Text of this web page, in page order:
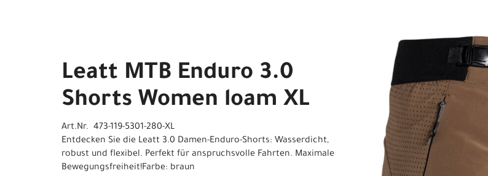
Leatt MTB Enduro 3.0
Shorts Women loam XL
Art.Nr. 473-119-5301-280-XL
Entdecken Sie die Leatt 3.0 Damen-Enduro-Shorts: Wasserdicht,
robust und flexibel. Perfekt für anspruchsvolle Fahrten. Maximale
Bewegungsfreiheit!Farbe: braun